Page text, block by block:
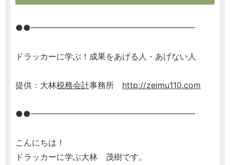
●●━━━━━━━━━━━━━━━━━━━━
ドラッカーに学ぶ！成果をあげる人・あげない人
提供：大林税務会計事務所 http://zeimu110.com
●●━━━━━━━━━━━━━━━━━━━━
こんにちは！
ドラッカーに学ぶ大林 茂樹です。